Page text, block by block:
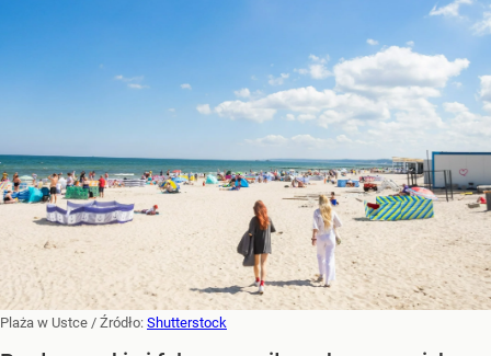
Plaża w Ustce / Źródło: Shutterstock